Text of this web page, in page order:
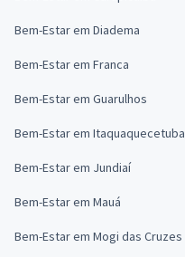
Bem-Estar em Diadema
Bem-Estar em Franca
Bem-Estar em Guarulhos
Bem-Estar em Itaquaquecetuba
Bem-Estar em Jundiaí
Bem-Estar em Mauá
Bem-Estar em Mogi das Cruzes